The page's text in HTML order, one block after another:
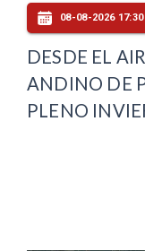
08-08-2026 17:30
DESDE EL
ANDINO DE
PLENO